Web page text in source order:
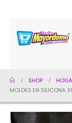
SHOP
MOLDES EN SILICONA